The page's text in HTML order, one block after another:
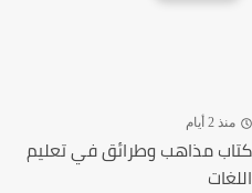
منذ 2 أيام
كتاب مذاهب وطرائق في تعليم
اللغات